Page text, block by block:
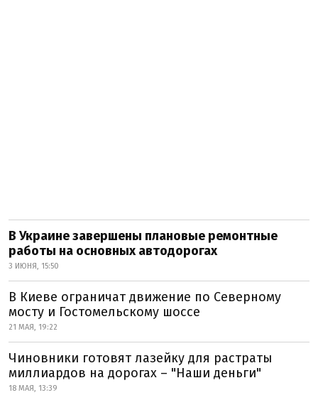
В Украине завершены плановые ремонтные
работы на основных автодорогах
3 ИЮНЯ, 15:50
В Киеве ограничат движение по Северному
мосту и Гостомельскому шоссе
21 МАЯ, 19:22
Чиновники готовят лазейку для растраты
миллиардов на дорогах – "Наши деньги"
18 МАЯ, 13:39